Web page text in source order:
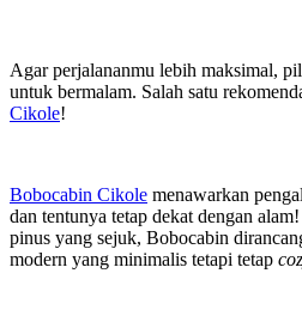
Agar perjalananmu lebih maksimal,
untuk bermalam. Salah satu
Cikole!
Bobocabin Cikole menawarkan
dan tentunya tetap dekat dengan
pinus yang sejuk, Bobocabin
modern yang minimalis tetapi tetap